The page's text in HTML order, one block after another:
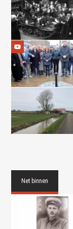
Net binnen